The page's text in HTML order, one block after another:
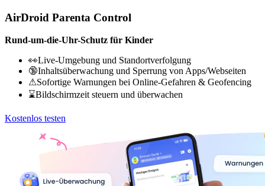
AirDroid Parenta Control
Rund-um-die-Uhr-Schutz für Kinder
👀Live-Umgebung und Standortverfolgung
🔞Inhaltsüberwachung und Sperrung von Apps/Webseiten
⚠Sofortige Warnungen bei Online-Gefahren & Geofencing
⌛Bildschirmzeit steuern und überwachen
Kostenlos testen